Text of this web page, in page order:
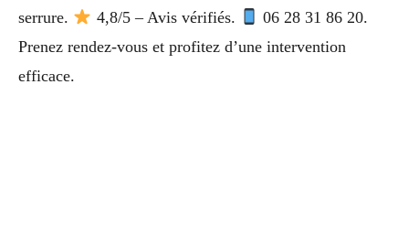
serrure.
4,8/5 – Avis vérifiés.
06 28 31 86 20.
Prenez rendez-vous et profitez d’une intervention
efficace.